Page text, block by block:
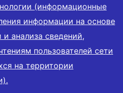
(информационные
информации на основе
анализа сведений,
пользователей сети
на территории